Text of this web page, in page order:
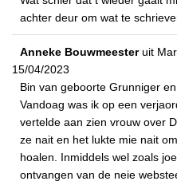
achter deur om wat te
Anneke Bouwmeesteruit
15/04/2023
Bin van geboorte Grunniger
Vandoag was ik op een
vertelde aan zien vrouw over
ze nait en het lukte mie nait
hoalen. Inmiddels wel zoals
ontvangen van de neie